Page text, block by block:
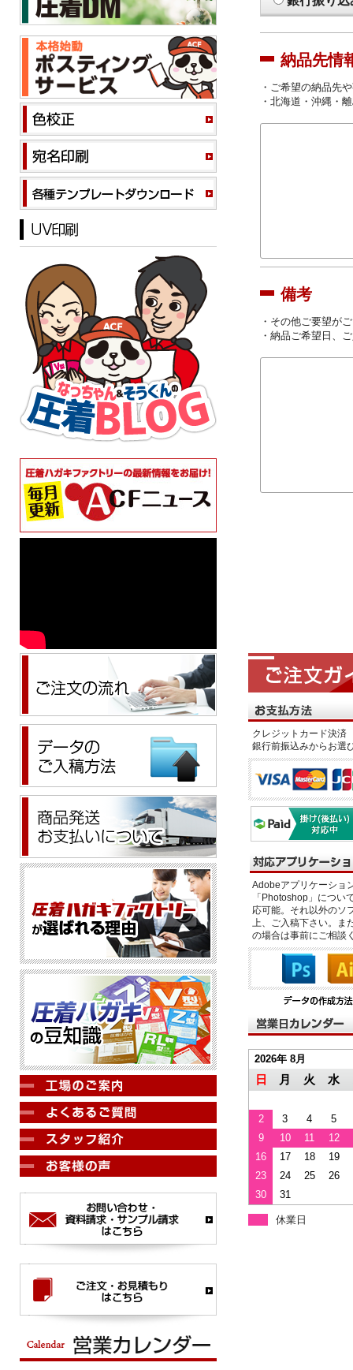
納品先情
・ご希望の納品先
・北海道・沖縄・
備考
・その他ご要望が
・納品ご希望日、
クレジットカード決
銀行前振込みからお選
Adobeアプリケーショ
「Photoshop」につい
応可能。それ以外のソ
上、ご入稿下さい。ま
の場合は事前にご相談
2026年 8月
日 月 火 水
2 3 4
5
9
10 11
12
16
17 18
19
23
24 25
26
30
31
休業日